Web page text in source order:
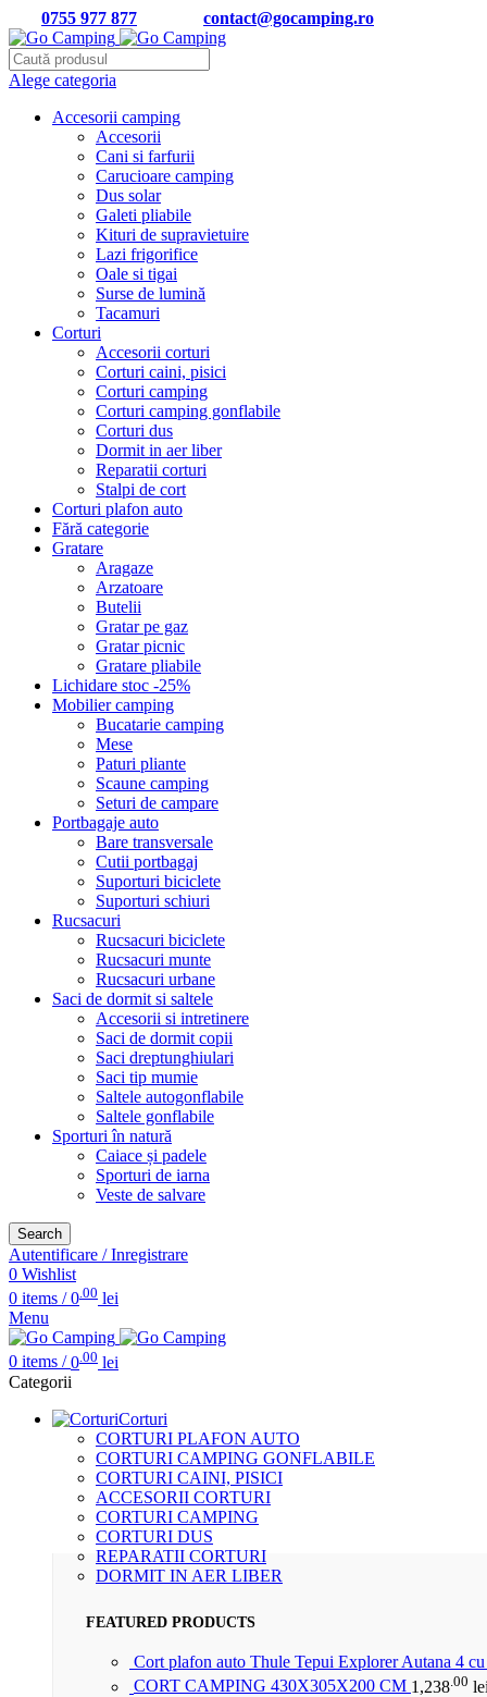
0755 977 877 contact@gocamping.ro
Alege categoria
Accesorii camping
Accesorii
Cani si farfurii
Carucioare camping
Dus solar
Galeti pliabile
Kituri de supravietuire
Lazi frigorifice
Oale si tigai
Surse de lumină
Tacamuri
Corturi
Accesorii corturi
Corturi caini, pisici
Corturi camping
Corturi camping gonflabile
Corturi dus
Dormit in aer liber
Reparatii corturi
Stalpi de cort
Corturi plafon auto
Fără categorie
Gratare
Aragaze
Arzatoare
Butelii
Gratar pe gaz
Gratar picnic
Gratare pliabile
Lichidare stoc -25%
Mobilier camping
Bucatarie camping
Mese
Paturi pliante
Scaune camping
Seturi de campare
Portbagaje auto
Bare transversale
Cutii portbagaj
Suporturi biciclete
Suporturi schiuri
Rucsacuri
Rucsacuri biciclete
Rucsacuri munte
Rucsacuri urbane
Saci de dormit si saltele
Accesorii si intretinere
Saci de dormit copii
Saci dreptunghiulari
Saci tip mumie
Saltele autogonflabile
Saltele gonflabile
Sporturi în natură
Caiace și padele
Sporturi de iarna
Veste de salvare
Search
Autentificare / Inregistrare
0 Wishlist
0 items / 0.00 lei
Menu
0 items / 0 .00 lei
Categorii
Corturi
CORTURI PLAFON AUTO
CORTURI CAMPING GONFLABILE
CORTURI CAINI, PISICI
ACCESORII CORTURI
CORTURI CAMPING
CORTURI DUS
REPARATII CORTURI
DORMIT IN AER LIBER
FEATURED PRODUCTS
Cort plafon auto Thule Tepui Explorer Autana 4
CORT CAMPING 430X305X200 CM 1,238 .00